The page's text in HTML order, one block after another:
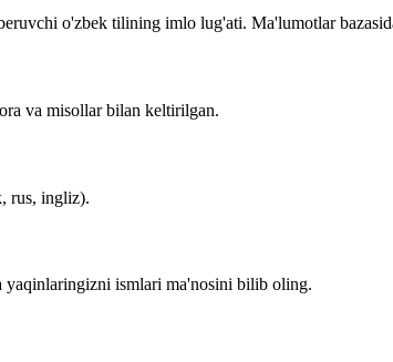
o'zbek tilining imlo lug'ati. Ma'lumotlar
va misollar bilan keltirilgan.
rus, ingliz).
ismlari ma'nosini bilib oling.